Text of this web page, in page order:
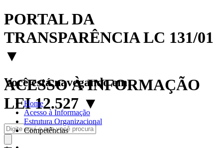
PORTAL DA
TRANSPARÊNCIA LC 131/01
▼
ACESSO À INFORMAÇÃO
LEI 12.527 ▼
Você está navegando em:
Home
Acesso à Informação
Estrutura Organizacional
Competências